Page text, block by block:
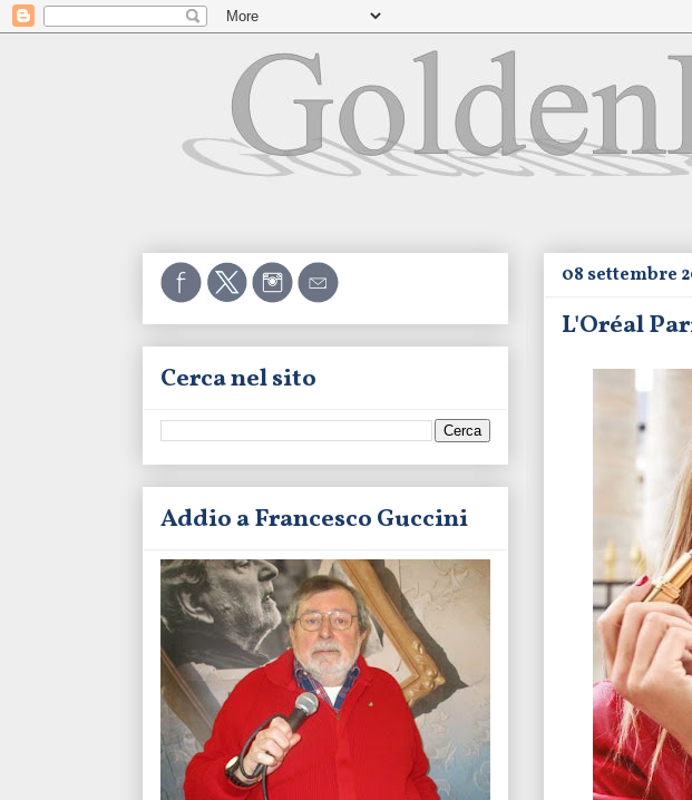
08 settembre
L'Oréal
Cerca nel sito
Addio a Francesco Guccini